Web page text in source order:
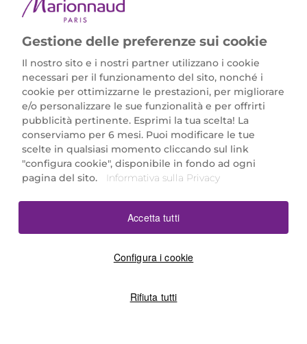
Marionnaud Parfumeries Italia S.r.l.
Largo Fiera Milano 5, 20017 Rho (MI)
REA Milano 1650024 con P.IVA 13425220152.
SCARICA LA NOSTRA APP
Gestione delle preferenze sui cookie
Il nostro sito e i nostri partner utilizzano i cookie
necessari per il funzionamento del sito, nonché i
cookie per ottimizzarne le prestazioni, per migliorare
e/o personalizzare le sue funzionalità e per offrirti
pubblicità pertinente. Esprimi la tua scelta! La
conserviamo per 6 mesi. Puoi modificare le tue
scelte in qualsiasi momento cliccando sul link
"configura cookie", disponibile in fondo ad ogni
pagina del sito.
Informativa sulla Privacy
Configura i cookie
Rifiuta tutti
Accetta tutti